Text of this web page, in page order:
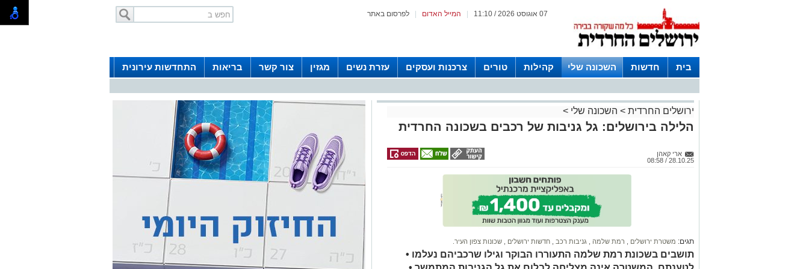
לפרסום באתר המייל האדום 07 אוגוסט 2026 / 11:10
בית חדשות השכונה שלי קהילות טורים צרכנות ועסקים עזרת נשים מגזין צור קשר בריאות
התחדשות עירונית
ירושלים החרדית > השכונה שלי >
הלילה בירושלים: גל גניבות של רכבים בשכונה החרדית
ארי קאהן
28.10.25 / 08:58
תגים: משטרת ירושלים רמת שלמה גניבות רכב חדשות ירושלים שכונות צפון העיר.
תושבים בשכונת רמת שלמה התעוררו הבוקר וגילו שרכביהם נעלמו •